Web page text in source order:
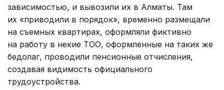
зависимостью, и вывозили их в Алматы. Там
их «приводили в порядок», временно размещали
на съемных квартирах, оформляли фиктивно
на работу в некие ТОО, оформленные на таких же
бедолаг, проводили пенсионные отчисления,
создавая видимость официального
трудоустройства.